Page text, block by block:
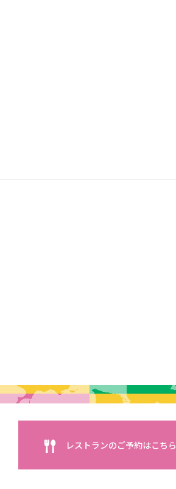
レストランのご予約はこちら